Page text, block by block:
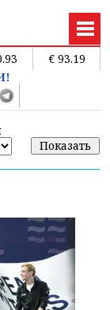
€ 93.19